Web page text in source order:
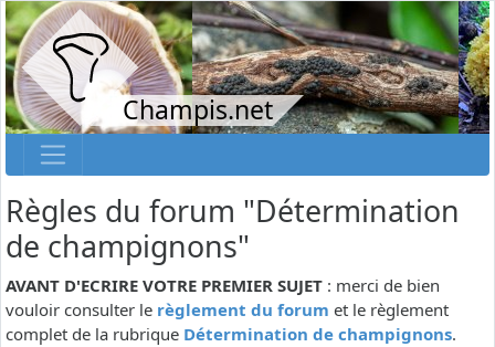
Champis.net
Règles du forum "Détermination
de champignons"
AVANT D'ECRIRE VOTRE PREMIER SUJET : merci de bien
vouloir consulter le règlement du forum et le règlement
complet de la rubrique Détermination de champignons.